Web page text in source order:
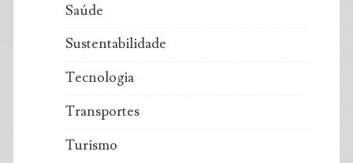
Saúde
Sustentabilidade
Tecnologia
Transportes
Turismo